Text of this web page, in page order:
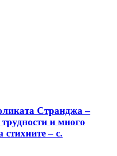
Странджа –
и много
стихиите – с.